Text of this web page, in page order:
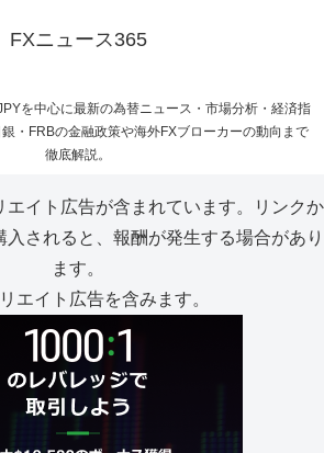
FXニュース365
を中心に最新の為替ニュース・市場分析・経済指
・FRBの金融政策や海外FXブローカーの動向まで
徹底解説。
エイト広告が含まれています。リンクか
入されると、報酬が発生する場合があり
ます。
エイト広告を含みます。